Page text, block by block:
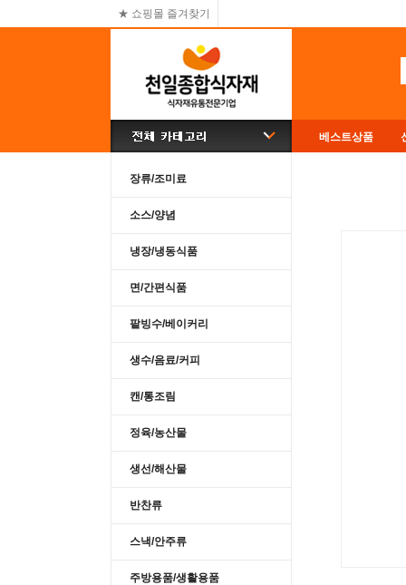
★ 쇼핑몰 즐겨찾기
베스트상품
장류/조미료
소스/양념
냉장/냉동식품
면/간편식품
팥빙수/베이커리
생수/음료/커피
캔/통조림
정육/농산물
생선/해산물
반찬류
스낵/안주류
주방용품/생활용품